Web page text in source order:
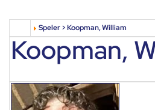
Speler > Koopman, William
Koopman,